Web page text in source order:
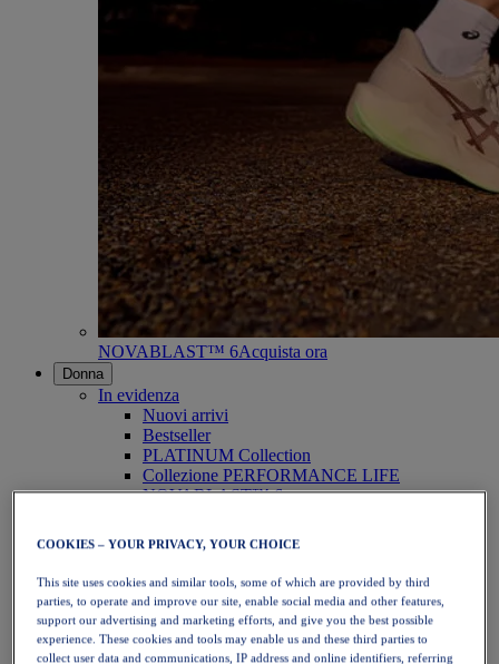
NOVABLAST™ 6Acquista ora
Donna
In evidenza
Nuovi arrivi
Bestseller
PLATINUM Collection
Collezione PERFORMANCE LIFE
NOVABLAST™ 6
Running
Trail running
Tennis
Pallavolo
Pallamano
Padel
Netball
COOKIES – YOUR PRIVACY, YOUR CHOICE
This site uses cookies and similar tools, some of which are provided by third
parties, to operate and improve our site, enable social media and other features,
support our advertising and marketing efforts, and give you the best possible
experience. These cookies and tools may enable us and these third parties to
collect user data and communications, IP address and online identifiers, referring